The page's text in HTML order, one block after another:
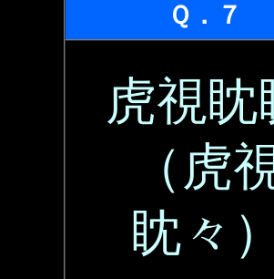
Ｑ．７
虎視眈
（虎
眈々）